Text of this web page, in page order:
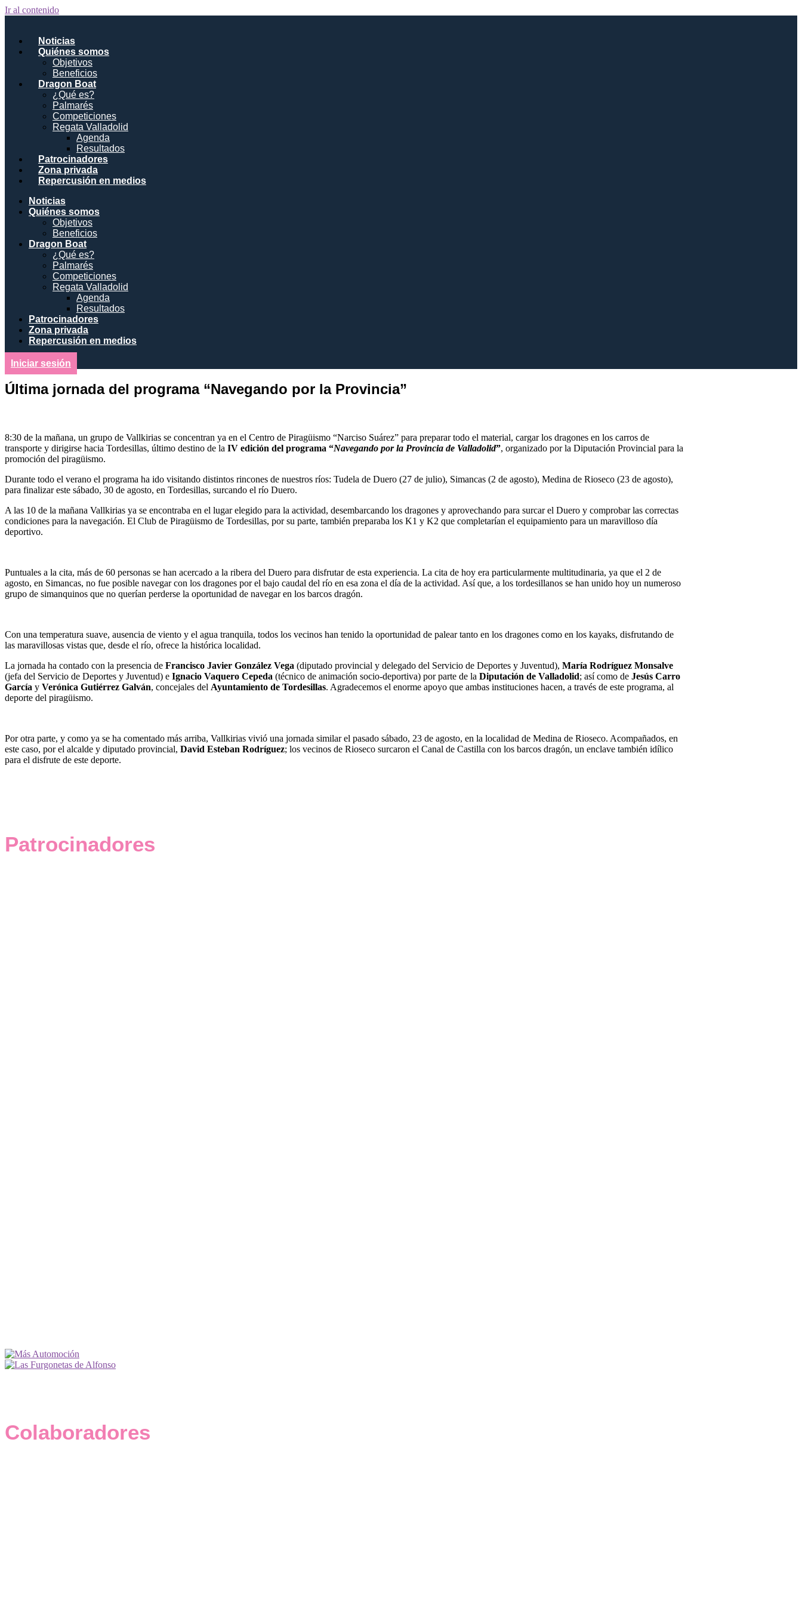
Ir al contenido
Noticias
Quiénes somos
Objetivos
Beneficios
Dragon Boat
¿Qué es?
Palmarés
Competiciones
Regata Valladolid
Agenda
Resultados
Patrocinadores
Zona privada
Repercusión en medios
Noticias
Quiénes somos
Objetivos
Beneficios
Dragon Boat
¿Qué es?
Palmarés
Competiciones
Regata Valladolid
Agenda
Resultados
Patrocinadores
Zona privada
Repercusión en medios
Iniciar sesión
Última jornada del programa “Navegando por la Provincia”
8:30 de la mañana, un grupo de Vallkirias se concentran ya en el Centro de Piragüismo “Narciso Suárez” para preparar todo el material, cargar los dragones en los carros de
transporte y dirigirse hacia Tordesillas, último destino de la IV edición del programa “Navegando por la Provincia de Valladolid”, organizado por la Diputación Provincial para la
promoción del piragüismo.
Durante todo el verano el programa ha ido visitando distintos rincones de nuestros ríos: Tudela de Duero (27 de julio), Simancas (2 de agosto), Medina de Rioseco (23 de agosto),
para finalizar este sábado, 30 de agosto, en Tordesillas, surcando el río Duero.
A las 10 de la mañana Vallkirias ya se encontraba en el lugar elegido para la actividad, desembarcando los dragones y aprovechando para surcar el Duero y comprobar las correctas
condiciones para la navegación. El Club de Piragüismo de Tordesillas, por su parte, también preparaba los K1 y K2 que completarían el equipamiento para un maravilloso día
deportivo.
Puntuales a la cita, más de 60 personas se han acercado a la ribera del Duero para disfrutar de esta experiencia. La cita de hoy era particularmente multitudinaria, ya que el 2 de
agosto, en Simancas, no fue posible navegar con los dragones por el bajo caudal del río en esa zona el día de la actividad. Así que, a los tordesillanos se han unido hoy un numeroso
grupo de simanquinos que no querían perderse la oportunidad de navegar en los barcos dragón.
Con una temperatura suave, ausencia de viento y el agua tranquila, todos los vecinos han tenido la oportunidad de palear tanto en los dragones como en los kayaks, disfrutando de
las maravillosas vistas que, desde el río, ofrece la histórica localidad.
La jornada ha contado con la presencia de Francisco Javier González Vega (diputado provincial y delegado del Servicio de Deportes y Juventud), María Rodríguez Monsalve
(jefa del Servicio de Deportes y Juventud) e Ignacio Vaquero Cepeda (técnico de animación socio-deportiva) por parte de la Diputación de Valladolid; así como de Jesús Carro
García y Verónica Gutiérrez Galván, concejales del Ayuntamiento de Tordesillas. Agradecemos el enorme apoyo que ambas instituciones hacen, a través de este programa, al
deporte del piragüismo.
Por otra parte, y como ya se ha comentado más arriba, Vallkirias vivió una jornada similar el pasado sábado, 23 de agosto, en la localidad de Medina de Rioseco. Acompañados, en
este caso, por el alcalde y diputado provincial, David Esteban Rodríguez; los vecinos de Rioseco surcaron el Canal de Castilla con los barcos dragón, un enclave también idílico
para el disfrute de este deporte.
Patrocinadores
Colaboradores